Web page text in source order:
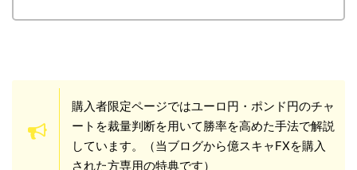
購入者限定ページではユーロ円・ポンド円のチャ
ートを裁量判断を用いて勝率を高めた手法で解説
しています。（当ブログから億スキャFXを購入
された方専用の特典です）